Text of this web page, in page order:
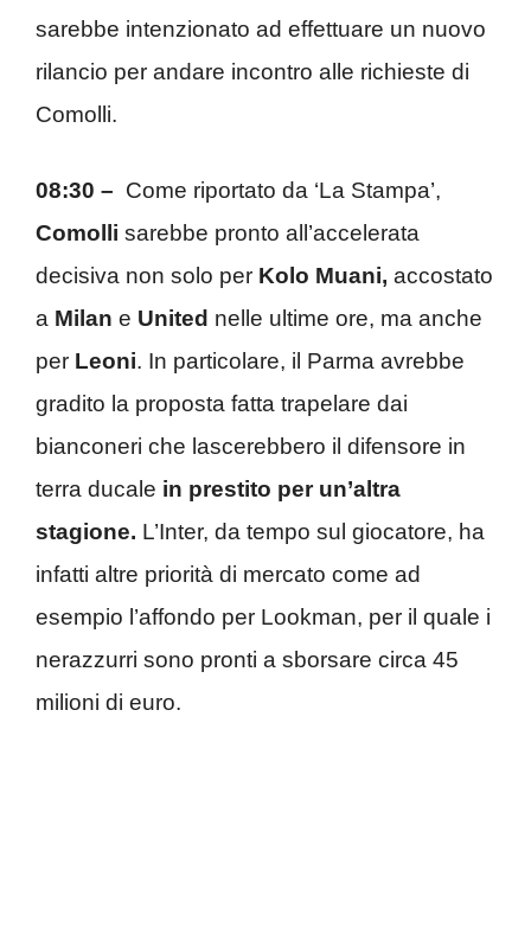
sarebbe intenzionato ad effettuare un nuovo
rilancio per andare incontro alle richieste di
Comolli.
08:30 – Come riportato da ‘La Stampa’,
Comolli sarebbe pronto all’accelerata
decisiva non solo per Kolo Muani, accostato
a Milan e United nelle ultime ore, ma anche
per Leoni. In particolare, il Parma avrebbe
gradito la proposta fatta trapelare dai
bianconeri che lascerebbero il difensore in
terra ducale in prestito per un’altra
stagione. L’Inter, da tempo sul giocatore, ha
infatti altre priorità di mercato come ad
esempio l’affondo per Lookman, per il quale i
nerazzurri sono pronti a sborsare circa 45
milioni di euro.